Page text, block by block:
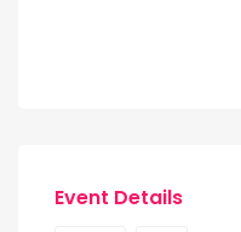
Event Details